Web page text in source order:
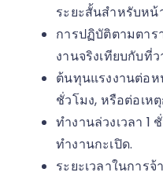
ระยะสั้นสำหรับหน้
การปฏิบัติตามตาร
งานจริงเทียบกับที่ว
ต้นทุนแรงงานต่อ
ชั่วโมง, หรือต่อเห
ทำงานล่วงเวลา 1
ทำงานกะเปิด.
ระยะเวลาในการ